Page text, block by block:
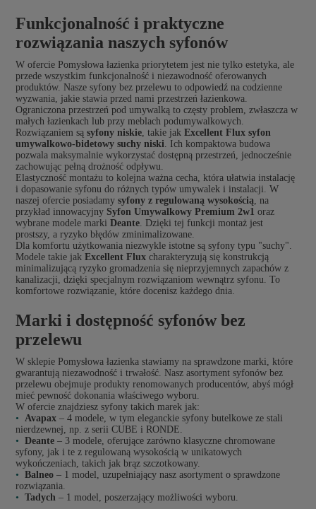
Funkcjonalność i praktyczne
rozwiązania naszych syfonów
W ofercie Pomysłowa łazienka priorytetem jest nie tylko estetyka, ale
przede wszystkim funkcjonalność i niezawodność oferowanych
produktów. Nasze syfony bez przelewu to odpowiedź na codzienne
wyzwania, jakie stawia przed nami przestrzeń łazienkowa.
Ograniczona przestrzeń pod umywalką to częsty problem, zwłaszcza w
małych łazienkach lub przy meblach podumywalkowych.
Rozwiązaniem sąsyfony niskie , takie jakExcellent Flux syfon
umywalkowo-bidetowy suchy niski . Ich kompaktowa budowa
pozwala maksymalnie wykorzystać dostępną przestrzeń, jednocześnie
zachowując pełną drożność odpływu.
Elastyczność montażu to kolejna ważna cecha, która ułatwia instalację
i dopasowanie syfonu do różnych typów umywalek i instalacji. W
naszej ofercie posiadamysyfony z regulowaną wysokością , na
przykład innowacyjnySyfon Umywalkowy Premium 2w1 oraz
wybrane modele markiDeante . Dzięki tej funkcji montaż jest
prostszy, a ryzyko błędów zminimalizowane.
Dla komfortu użytkowania niezwykle istotne są syfony typu "suchy".
Modele takie jakExcellent Flux charakteryzują się konstrukcją
minimalizującą ryzyko gromadzenia się nieprzyjemnych zapachów z
kanalizacji, dzięki specjalnym rozwiązaniom wewnątrz syfonu. To
komfortowe rozwiązanie, które docenisz każdego dnia.
Marki i dostępność syfonów bez
przelewu
W sklepie Pomysłowa łazienka stawiamy na sprawdzone marki, które
gwarantują niezawodność i trwałość. Nasz asortyment syfonów bez
przelewu obejmuje produkty renomowanych producentów, abyś mógł
mieć pewność dokonania właściwego wyboru.
W ofercie znajdziesz syfony takich marek jak:
Avapax – 4 modele, w tym eleganckie syfony butelkowe ze stali
nierdzewnej, np. z serii CUBE i RONDE.
Deante – 3 modele, oferujące zarówno klasyczne chromowane
syfony, jak i te z regulowaną wysokością w unikatowych
wykończeniach, takich jak brąz szczotkowany.
Balneo – 1 model, uzupełniający nasz asortyment o sprawdzone
rozwiązania.
Tadych – 1 model, poszerzający możliwości wyboru.